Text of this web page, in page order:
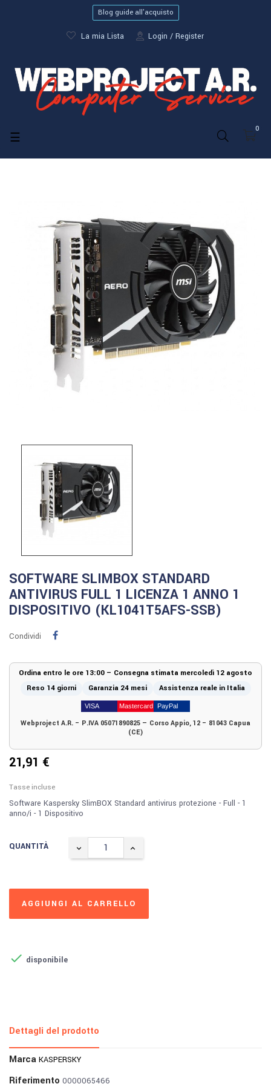
Blog guide all'acquisto
La mia Lista Login Register
0
navigazione
☰
SOFTWARE SLIMBOX STANDARD
ANTIVIRUS FULL 1 LICENZA 1 ANNO 1
DISPOSITIVO (KL1041T5AFS-SSB)
Condividi
Ordina entro le ore 13:00 – Consegna stimata mercoledì 12 agosto
Reso 14 giorni
Garanzia 24 mesi Assistenza reale in Italia
Webproject A.R. – P.IVA 05071890825 — Corso Appio, 12 – 81043 Capua
(CE)
21,91 €
Tasse incluse
Software Kaspersky SlimBOX Standard antivirus protezione - Full - 1
anno/i - 1 Dispositivo
QUANTITÀ
AGGIUNGI AL CARRELLO
 disponibile
Dettagli del prodotto
Marca KASPERSKY
Riferimento 0000065466